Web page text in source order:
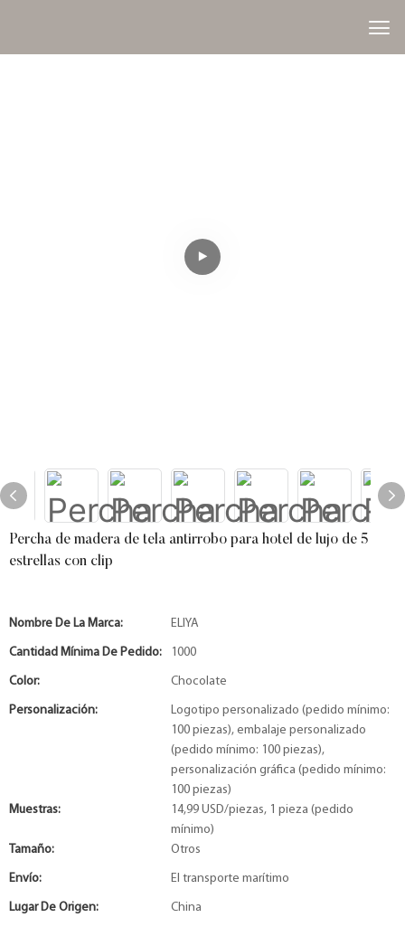
Percha de madera de tela antirrobo para hotel de lujo de 5
estrellas con clip
Nombre De La Marca: ELIYA
Cantidad Mínima De Pedido: 1000
Color: Chocolate
Personalización:
Logotipo personalizado (pedido mínimo:
100 piezas), embalaje personalizado
(pedido mínimo: 100 piezas),
personalización gráfica (pedido mínimo:
100 piezas)
Muestras:
14,99 USD/piezas, 1 pieza (pedido
mínimo)
Tamaño:
Otros
Envío: El transporte marítimo
Lugar De Origen: China